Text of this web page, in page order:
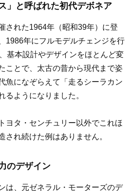
」と呼ばれた初代デボネア
された1964年（昭和39年）に登
1986年にフルモデルチェンジを行
基本設計やデザインをほとんど変
ことで、太古の昔から現代まで姿
魚になぞらえて「走るシーラカン
るようになりました。
ヨタ・センチュリー以外でこれほ
され続けた例はありません。
のデザイン
は、元ゼネラル・モーターズのデ